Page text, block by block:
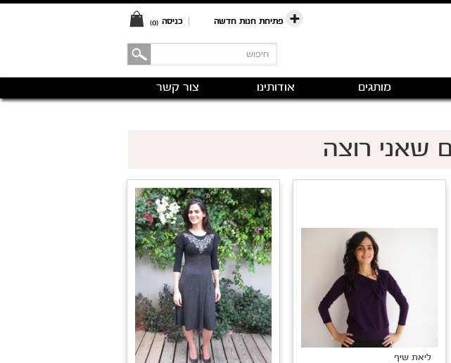
פתיחת חנות חדשה כניסה (0)
מותגים אודותינו צור קשר
שאני רוצה
ליאת שיף